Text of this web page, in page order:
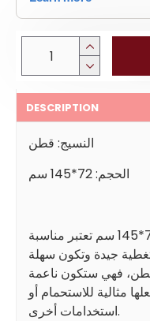
DESCRIPTION
النسيج: قطن
الحجم: 72*145 سم
منشفة القطن** ذات الحجم 72*145 سم تعتبر مناسبة
جيدة وتكون سهلة
قطن، فهي ستكون ناعمة
مثالية للاستحمام أو
استخدامات أخرى.